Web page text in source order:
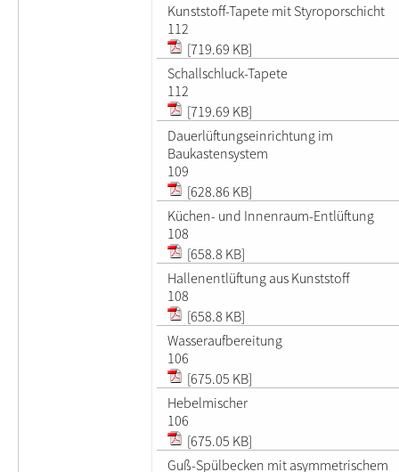
Kunststoff-Tapete mit Styroporschicht
112
[719.69 KB]
Schallschluck-Tapete
112
[719.69 KB]
Dauerlüftungseinrichtung im
Baukastensystem
109
[628.86 KB]
Küchen- und Innenraum-Entlüftung
108
[658.8 KB]
Hallenentlüftung aus Kunststoff
108
[658.8 KB]
Wasseraufbereitung
106
[675.05 KB]
Hebelmischer
106
[675.05 KB]
Guß-Spülbecken mit asymmetrischem